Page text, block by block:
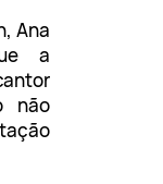
Ana
a
não